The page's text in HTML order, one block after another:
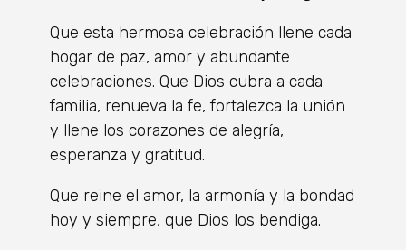
Que esta hermosa celebración llene cada
hogar de paz, amor y abundante
celebraciones. Que Dios cubra a cada
familia, renueva la fe, fortalezca la unión
y llene los corazones de alegría,
esperanza y gratitud.
Que reine el amor, la armonía y la bondad
hoy y siempre, que Dios los bendiga.